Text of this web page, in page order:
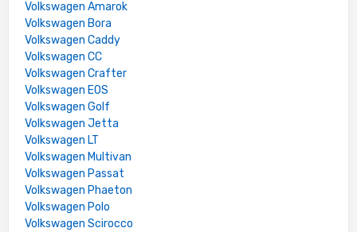
Volkswagen Amarok
Volkswagen Bora
Volkswagen Caddy
Volkswagen CC
Volkswagen Crafter
Volkswagen EOS
Volkswagen Golf
Volkswagen Jetta
Volkswagen LT
Volkswagen Multivan
Volkswagen Passat
Volkswagen Phaeton
Volkswagen Polo
Volkswagen Scirocco